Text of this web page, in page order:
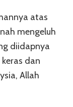
atas
mengeluh
diidapnya
dan
Allah